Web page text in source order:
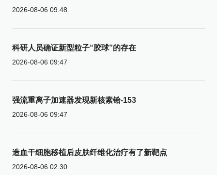
2026-08-06 09:48
科研人员确证新型粒子“胶球”的存在
2026-08-06 09:47
强流重离子加速器发现新核素铪-153
2026-08-06 09:47
造血干细胞移植后皮肤纤维化治疗有了新靶点
2026-08-06 02:30